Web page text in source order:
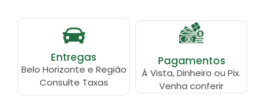
Entregas
Belo Horizonte e Região
Consulte Taxas
Pagamentos
Á Vista, Dinheiro ou Pix.
Venha conferir